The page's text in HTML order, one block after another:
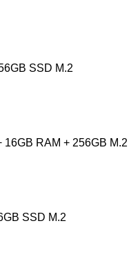
SSD M.2
RAM + 256GB M.2
SSD M.2